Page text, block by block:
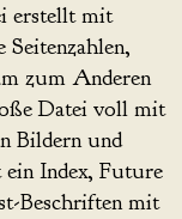
erstellt mit
zum Anderen
Datei voll mit
Bildern und
Index, Future
Beschriften mit